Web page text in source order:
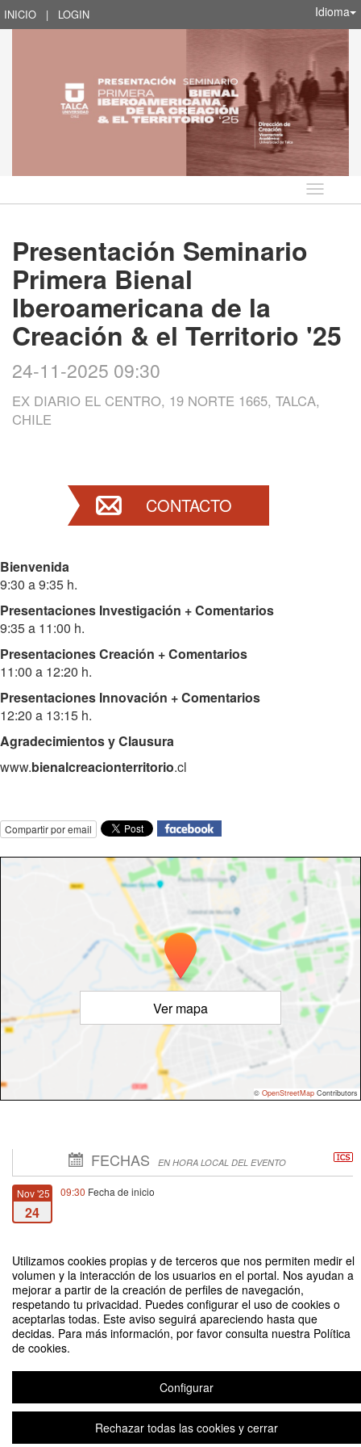
Utilizamos cookies propias y de terceros que nos permiten medir el
volumen y la interacción de los usuarios en el portal. Nos ayudan a
mejorar a partir de la creación de perfiles de navegación,
respetando tu privacidad. Puedes configurar el uso de cookies o
aceptarlas todas. Este aviso seguirá apareciendo hasta que
decidas. Para más información, por favor consulta nuestra Política
de cookies.
Configurar
Rechazar todas las cookies y cerrar
INICIO | LOGIN Idioma
Idioma
Presentación Seminario
Primera Bienal
Iberoamericana de la
Creación & el Territorio '25
24-11-2025 09:30
EX DIARIO EL CENTRO, 19 NORTE 1665, TALCA,
CHILE
CONTACTO
Bienvenida
9:30 a 9:35 h.
Presentaciones Investigación + Comentarios
9:35 a 11:00 h.
Presentaciones Creación + Comentarios
11:00 a 12:20 h.
Presentaciones Innovación + Comentarios
12:20 a 13:15 h.
Agradecimientos y Clausura
www.bienalcreacionterritorio.cl
Compartir por email
Ver mapa
© OpenStreetMap Contributors
FECHAS EN HORA LOCAL DEL EVENTO
Nov '25
24
09:30 Fecha de inicio
24
Territorio '25
Contacto
Plataforma de organización de eventos Symposium